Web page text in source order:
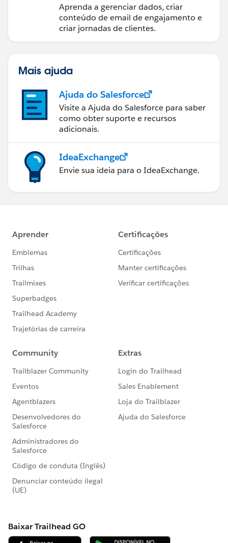
Aprenda a gerenciar dados, criar
conteúdo de email de engajamento e
criar jornadas de clientes.
Mais ajuda
Ajuda do Salesforce
Visite a Ajuda do Salesforce para saber
como obter suporte e recursos
adicionais.
IdeaExchange
Envie sua ideia para o IdeaExchange.